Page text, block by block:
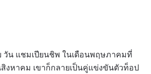
วัน แชมเปียนชิพ ในเดือนพฤษภาคมที่
งหาคม เขาก็กลายเป็นคู่แข่งขันตัวท็อป